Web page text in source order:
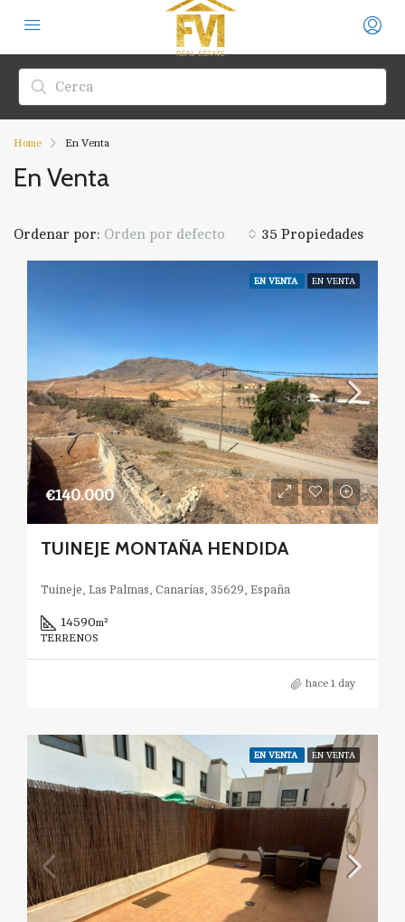
Home En Venta
En Venta
35 Propiedades
Ordenar por: Orden por defecto
EN VENTA EN VENTA
€140.000
TUINEJE MONTAÑA HENDIDA
Tuineje, Las Palmas, Canarias, 35629, España
14590m²
TERRENOS
hace 1 day
EN VENTA EN VENTA